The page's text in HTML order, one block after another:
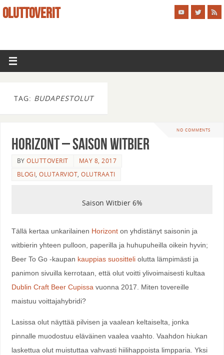
OLUTTOVERIT
TAG: BUDAPESTOLUT
NO COMMENTS
Horizont – Saison Witbier
BYOLUTTOVERIT
MAY 8, 2017
BLOGI,OLUTARVIOT,OLUTRAATI
Saison Witbier 6%
Tällä kertaa unkarilainen Horizonton yhdistänyt saisonin ja
witbierin yhteen pulloon, paperilla ja huhupuheilla oikein hyvin;
Beer To Go -kaupan kauppias suositteliolutta lämpimästi ja
panimon sivuilla kerrotaan, että olut voitti ylivoimaisesti kultaa
Dublin Craft Beer Cupissa vuonna 2017. Miten tovereille
maistuu voittajahybridi?
Lasissa olut näyttää pilvisen ja vaalean keltaiselta, jonka
pinnalle muodostuu eläväinen vaalea vaahto. Vaahdon hiukan
laskettua olut muistuttaa vahvasti hiilihappoista limpparia. Yksi